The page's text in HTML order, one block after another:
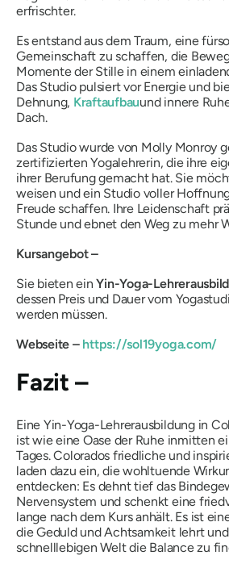
erfrischter.
Es entstand aus dem Traum, eine
Gemeinschaft zu schaffen, die
Momente der Stille in einem
Das Studio pulsiert vor Energie und
Dehnung, Kraftaufbauund innere
Dach.
Das Studio wurde von Molly Monroy
zertifizierten Yogalehrerin, die ihre
ihrer Berufung gemacht hat. Sie
weisen und ein Studio voller
Freude schaffen. Ihre Leidenschaft
Stunde und ebnet den Weg zu mehr
Kursangebot –
Sie bieten einYin-Yoga-
dessen Preis und Dauer vom
werden müssen.
Webseite – https://sol19yoga.com/
Fazit –
Eine Yin-Yoga-Lehrerausbildung in
ist wie eine Oase der Ruhe inmitten
Tages. Colorados friedliche und
laden dazu ein, die wohltuende
entdecken: Es dehnt tief das
Nervensystem und schenkt eine
lange nach dem Kurs anhält. Es ist
die Geduld und Achtsamkeit lehrt
schnelllebigen Welt die Balance zu